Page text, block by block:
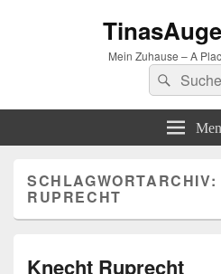
Mein Zuhause – A
Suchen
nach:
Suchen
SCHLAGWORTARCHIV:
RUPRECHT
Knecht Ruprecht